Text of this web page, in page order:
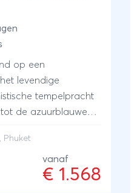
op een
levendige
tempelpracht
de azuurblauwe
Samui en Phuket.
, Phuket
vanaf
€ 1.568